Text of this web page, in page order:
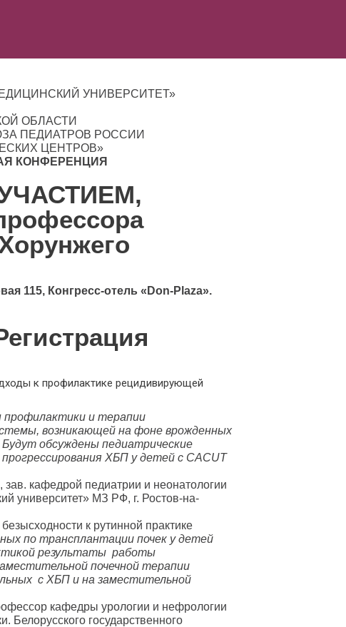
УНИВЕРСИТЕТ»
ОБЛАСТИ
ПЕДИАТРОВ РОССИИ
ЦЕНТРОВ»
КОНФЕРЕНЦИЯ
115, Конгресс-отель «Don-Plaza».
к профилактике рецидивирующей
профилактики и терапии
возникающей на фоне врожденных
обсуждены педиатрические
ХБП у детей с CACUT
кафедрой педиатрии и неонатологии
университет» МЗ РФ, г. Ростов-на-
к рутинной практике
по трансплантации почек у детей
результаты работы
почечной терапии
с ХБП и на заместительной
кафедры урологии и нефрологии
Белорусского государственного